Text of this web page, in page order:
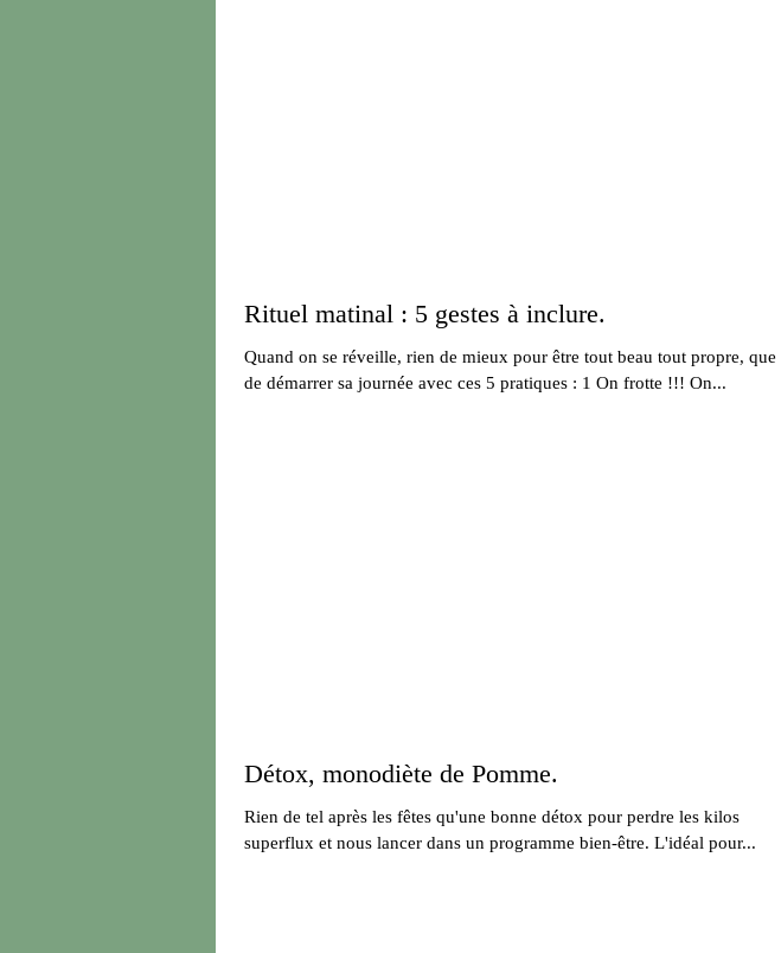
Rituel matinal : 5 gestes à inclure.
Quand on se réveille, rien de mieux pour être tout beau tout propre, que
de démarrer sa journée avec ces 5 pratiques : 1 On frotte !!! On...
Détox, monodiète de Pomme.
Rien de tel après les fêtes qu'une bonne détox pour perdre les kilos
superflux et nous lancer dans un programme bien-être. L'idéal pour...